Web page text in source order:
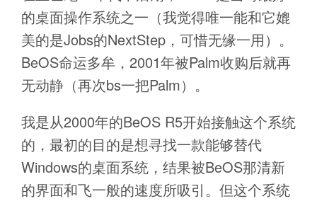
的桌面操作系统之一（我觉得唯一能和它媲
美的是Jobs的NextStep，可惜无缘一用）。
BeOS命运多牟，2001年被Palm收购后就再
无动静（再次bs一把Palm）。
我是从2000年的BeOS R5开始接触这个系统
的，最初的目的是想寻找一款能够替代
Windows的桌面系统，结果被BeOS那清新
的界面和飞一般的速度所吸引。但这个系统